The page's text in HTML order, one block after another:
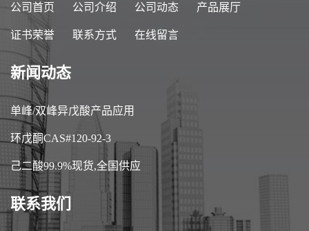
公司首页 公司介绍 公司动态 产品展厅
证书荣誉 联系方式 在线留言
新闻动态
单峰/双峰异戊酸产品应用
环戊酮CAS#120-92-3
己二酸99.9%现货,全国供应
联系我们